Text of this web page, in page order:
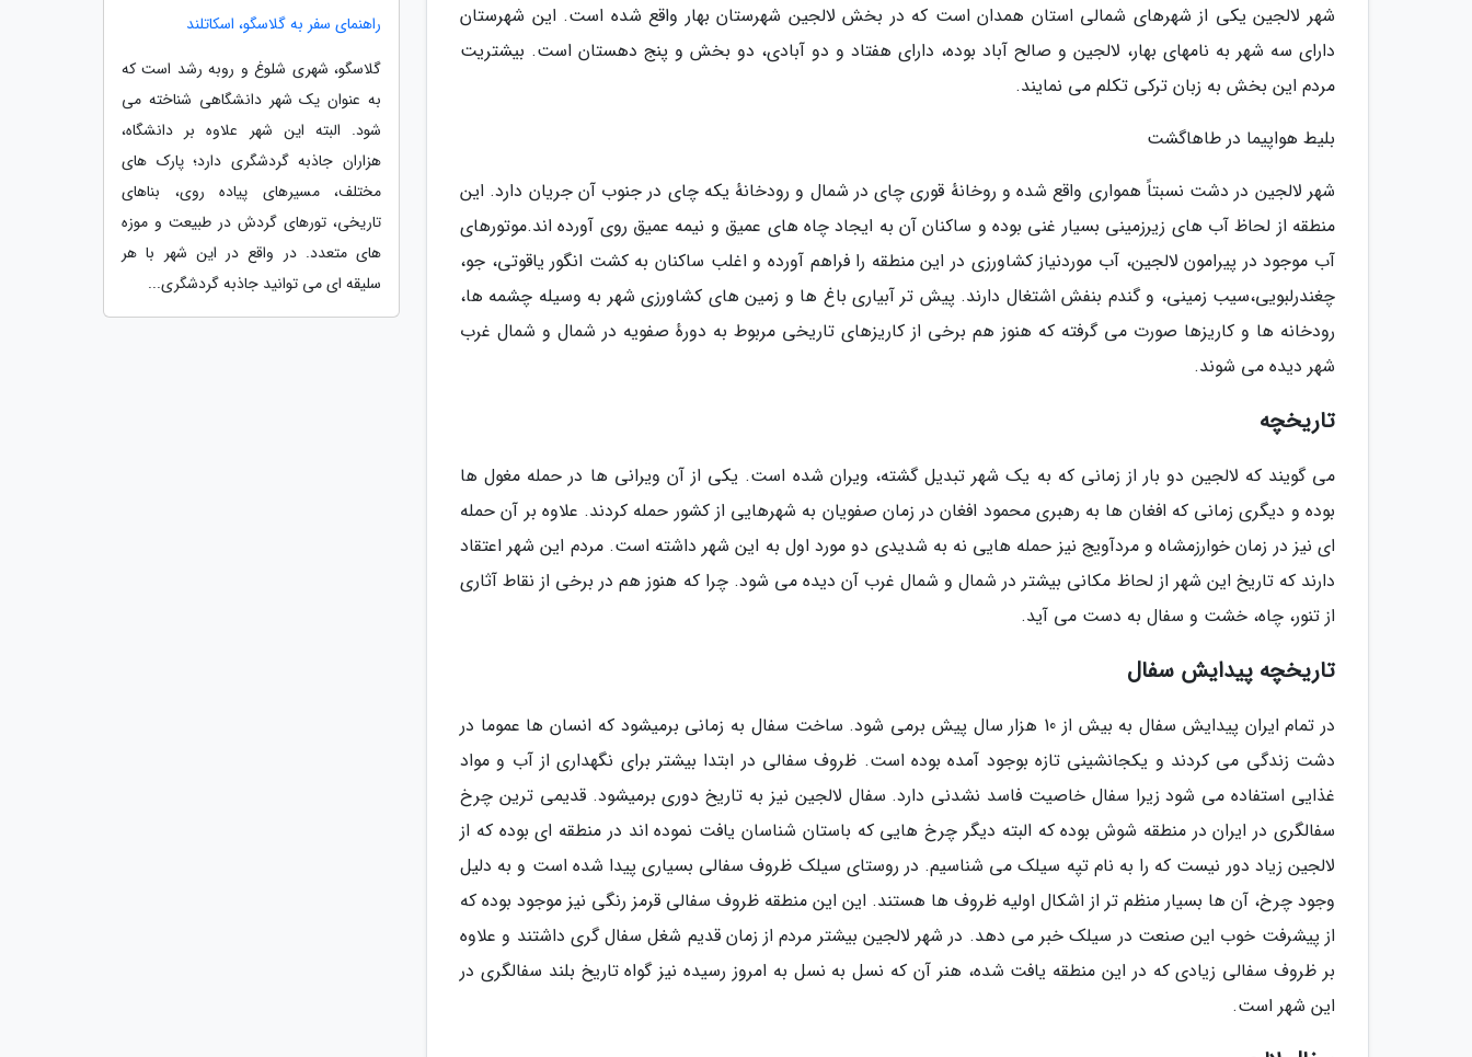
شهر لالجین یکی از شهرهای شمالی استان همدان است که در بخش لالجین شهرستان بهار واقع شده است. این شهرستان
دارای سه شهر به نامهای بهار، لالجین و صالح آباد بوده، دارای هفتاد و دو آبادی، دو بخش و پنج دهستان است. بیشتریت
مردم این بخش به زبان ترکی تکلم می نمایند.
بلیط هواپیما در طاهاگشت
شهر لالجین در دشت نسبتاً همواری واقع شده و روخانهٔ قوری چای در شمال و رودخانهٔ یکه چای در جنوب آن جریان دارد. این
منطقه از لحاظ آب های زیرزمینی بسیار غنی بوده و ساکنان آن به ایجاد چاه های عمیق و نیمه عمیق روی آورده اند.موتورهای
آب موجود در پیرامون لالجین، آب موردنیاز کشاورزی در این منطقه را فراهم آورده و اغلب ساکنان به کشت انگور یاقوتی، جو،
چغندرلبویی،سیب زمینی، و گندم بنفش اشتغال دارند. پیش تر آبیاری باغ ها و زمین های کشاورزی شهر به وسیله چشمه ها،
رودخانه ها و کاریزها صورت می گرفته که هنوز هم برخی از کاریزهای تاریخی مربوط به دورهٔ صفویه در شمال و شمال غرب
شهر دیده می شوند.
تاریخچه
می گویند که لالجین دو بار از زمانی که به یک شهر تبدیل گشته، ویران شده است. یکی از آن ویرانی ها در حمله مغول ها
بوده و دیگری زمانی که افغان ها به رهبری محمود افغان در زمان صفویان به شهرهایی از کشور حمله کردند. علاوه بر آن حمله
ای نیز در زمان خوارزمشاه و مردآویج نیز حمله هایی نه به شدیدی دو مورد اول به این شهر داشته است. مردم این شهر اعتقاد
دارند که تاریخ این شهر از لحاظ مکانی بیشتر در شمال و شمال غرب آن دیده می شود. چرا که هنوز هم در برخی از نقاط آثاری
از تنور، چاه، خشت و سفال به دست می آید.
تاریخچه پیدایش سفال
در تمام ایران پیدایش سفال به بیش از 10 هزار سال پیش برمی شود. ساخت سفال به زمانی برمیشود که انسان ها عموما در
دشت زندگی می کردند و یکجانشینی تازه بوجود آمده بوده است. ظروف سفالی در ابتدا بیشتر برای نگهداری از آب و مواد
غذایی استفاده می شود زیرا سفال خاصیت فاسد نشدنی دارد. سفال لالجین نیز به تاریخ دوری برمیشود. قدیمی ترین چرخ
سفالگری در ایران در منطقه شوش بوده که البته دیگر چرخ هایی که باستان شناسان یافت نموده اند در منطقه ای بوده که از
لالجین زیاد دور نیست که را به نام تپه سیلک می شناسیم. در روستای سیلک ظروف سفالی بسیاری پیدا شده است و به دلیل
وجود چرخ، آن ها بسیار منظم تر از اشکال اولیه ظروف ها هستند. این این منطقه ظروف سفالی قرمز رنگی نیز موجود بوده که
از پیشرفت خوب این صنعت در سیلک خبر می دهد. در شهر لالجین بیشتر مردم از زمان قدیم شغل سفال گری داشتند و علاوه
بر ظروف سفالی زیادی که در این منطقه یافت شده، هنر آن که نسل به نسل به امروز رسیده نیز گواه تاریخ بلند سفالگری در
این شهر است.
راهنمای سفر به گلاسگو، اسکاتلند
گلاسگو، شهری شلوغ و روبه رشد است که
به عنوان یک شهر دانشگاهی شناخته می
شود. البته این شهر علاوه بر دانشگاه،
هزاران جاذبه گردشگری دارد؛ پارک های
مختلف، مسیرهای پیاده روی، بناهای
تاریخی، تورهای گردش در طبیعت و موزه
های متعدد. در واقع در این شهر با هر
سلیقه ای می توانید جاذبه گردشگری...